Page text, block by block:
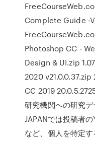
Complete Guide -
Photoshop CC -
Design & UI.zip
2020
CC 2019
研究機関への研究
JAPANでは投稿者
など、個人を特定